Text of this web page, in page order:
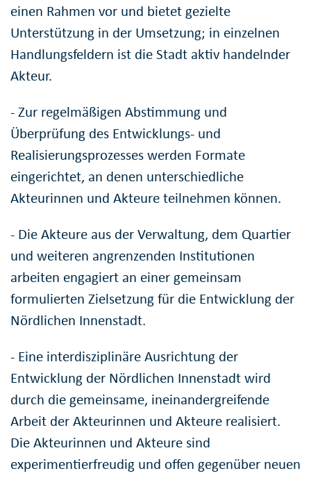
einen Rahmen vor und bietet gezielte
Unterstützung in der Umsetzung; in einzelnen
Handlungsfeldern ist die Stadt aktiv handelnder
Akteur.
- Zur regelmäßigen Abstimmung und
Überprüfung des Entwicklungs- und
Realisierungsprozesses werden Formate
eingerichtet, an denen unterschiedliche
Akteurinnen und Akteure teilnehmen können.
- Die Akteure aus der Verwaltung, dem Quartier
und weiteren angrenzenden Institutionen
arbeiten engagiert an einer gemeinsam
formulierten Zielsetzung für die Entwicklung der
Nördlichen Innenstadt.
- Eine interdisziplinäre Ausrichtung der
Entwicklung der Nördlichen Innenstadt wird
durch die gemeinsame, ineinandergreifende
Arbeit der Akteurinnen und Akteure realisiert.
Die Akteurinnen und Akteure sind
experimentierfreudig und offen gegenüber neuen